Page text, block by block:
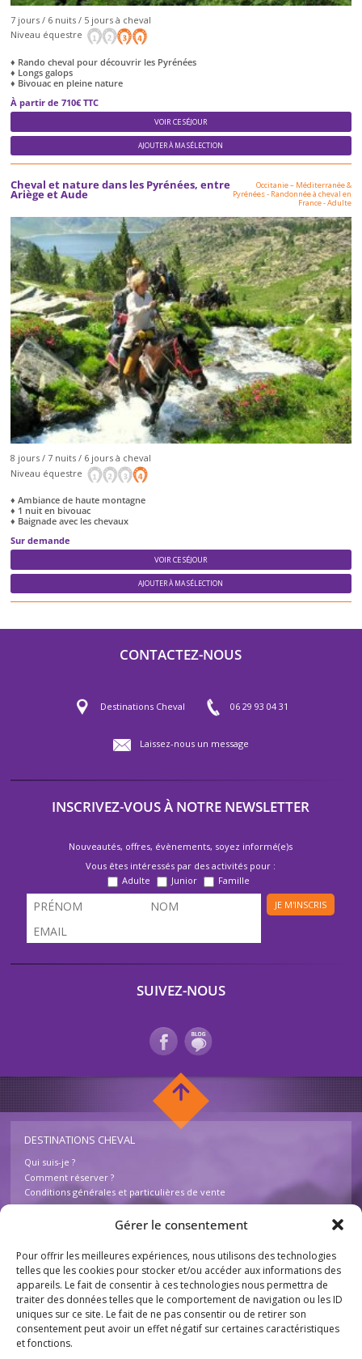
Gérer le consentement
Pour offrir les meilleures expériences, nous utilisons des technologies
telles que les cookies pour stocker et/ou accéder aux informations des
appareils. Le fait de consentir à ces technologies nous permettra de
traiter des données telles que le comportement de navigation ou les ID
uniques sur ce site. Le fait de ne pas consentir ou de retirer son
consentement peut avoir un effet négatif sur certaines caractéristiques
et fonctions.
7 jours / 6 nuits / 5 jours à cheval
Niveau équestre
♦ Rando cheval pour découvrir les Pyrénées
♦ Longs galops
♦ Bivouac en pleine nature
À partir de 710€ TTC
VOIR CE SÉJOUR
AJOUTER À MA SÉLECTION
Cheval et nature dans les Pyrénées, entre
Ariège et Aude
Occitanie – Méditerranée &
Pyrénées- Randonnée à cheval en
France-Adulte
8 jours / 7 nuits / 6 jours à cheval
Niveau équestre
♦ Ambiance de haute montagne
♦ 1 nuit en bivouac
♦ Baignade avec les chevaux
Sur demande
VOIR CE SÉJOUR
AJOUTER À MA SÉLECTION
CONTACTEZ-NOUS
Destinations Cheval 06 29 93 04 31
Laissez-nous un message
INSCRIVEZ-VOUS À NOTRE NEWSLETTER
Nouveautés, offres, évènements, soyez informé(e)s
Vous êtes intéressés par des activités pour :
Adulte
Junior
Famille
JE M'INSCRIS
SUIVEZ-NOUS
DESTINATIONS CHEVAL
Qui suis-je ?
Comment réserver ?
Conditions générales et particulières de vente
Foire aux questions – Destinations Cheval
INFOS
Mentions légales
Plan du site
Destinations Cheval
755 chemin des Basses Combes
26230 Chantemerle lès Grignan